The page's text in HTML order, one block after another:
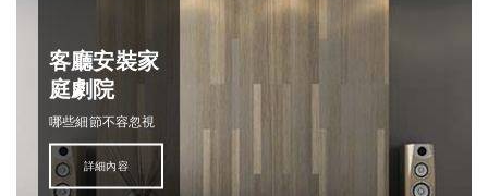
客廳安裝家
庭劇院
哪些細節不容忽視
詳細內容